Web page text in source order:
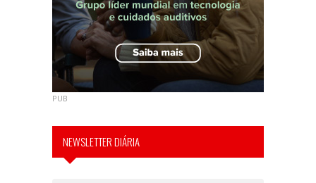
PUB
NEWSLETTER DIÁRIA